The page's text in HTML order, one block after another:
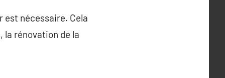
est nécessaire. Cela
rénovation de la